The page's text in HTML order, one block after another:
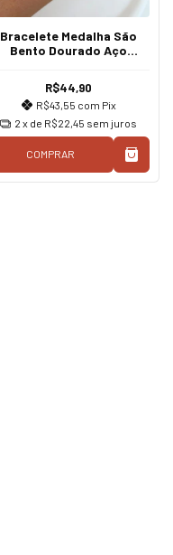
Bracelete Medalha São
Bento Dourado Aço
R$44,90
R$43,55 com Pix
2 x de R$22,45 sem juros
COMPRAR